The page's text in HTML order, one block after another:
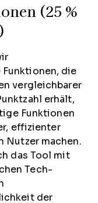
(25 %
Funktionen, die
vergleichbarer
erhält,
Funktionen
effizienter
Nutzer machen.
das Tool mit
Tech-
der